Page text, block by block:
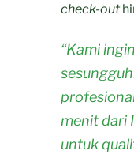
check-out
“Kami
menit dari
untuk